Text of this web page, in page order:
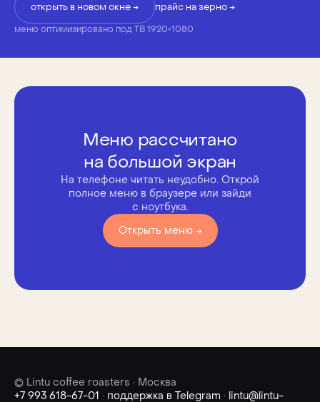
открыть в новом окне → прайс на зерно →
меню оптимизировано под ТВ 1920×1080
Меню рассчитано
на большой экран
На телефоне читать неудобно. Открой
полное меню в браузере или зайди
с ноутбука.
Открыть меню →
© Lintu coffee roasters · Москва
+7 993 618-67-01 · поддержка в Telegram · lintu@lintu-